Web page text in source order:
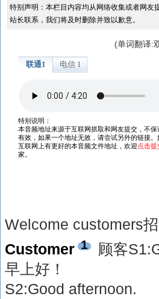
特别声明：本栏目内容均从网络收集或者网友
站长联系，我们将及时删除并致以歉意。
(单词翻译:
Welcome customers
Customer 1
顾客
早上好！
S2:Good afternoon.